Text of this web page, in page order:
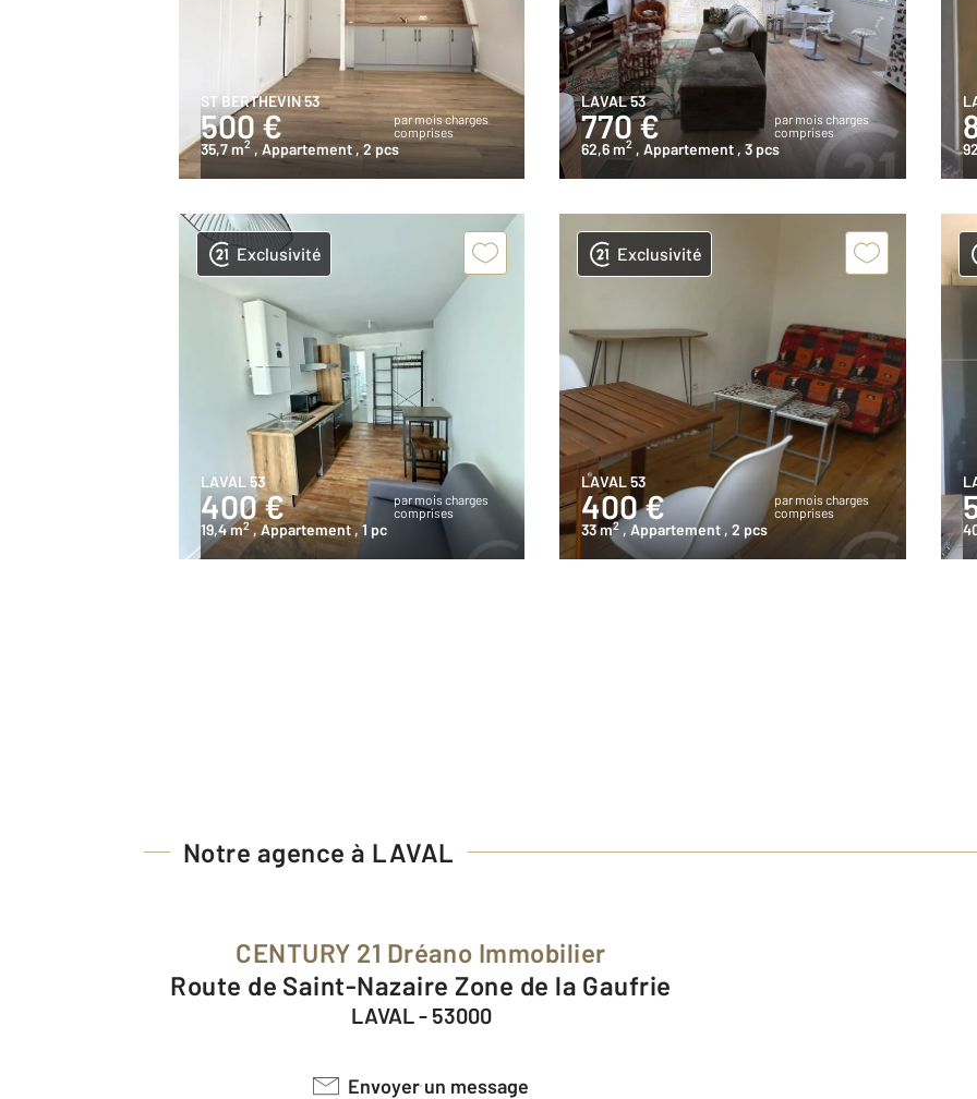
ST BERTHEVIN 53
500 €
par mois charges
comprises
35,7 m2 , Appartement , 2 pcs
LAVAL 53
770 €
par mois charges
comprises
62,6 m2 , Appartement , 3 pcs
Exclusivité
LAVAL 53
400 €
par mois charges
comprises
19,4 m2 , Appartement , 1 pc
Exclusivité
LAVAL 53
400 €
par mois charges
comprises
33 m2 , Appartement , 2 pcs
Notre agence à LAVAL
CENTURY 21 Dréano Immobilier
Route de Saint-Nazaire Zone de la Gaufrie
LAVAL - 53000
Envoyer un message